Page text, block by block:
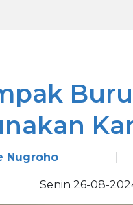
Nugroho
Senin 26-08-